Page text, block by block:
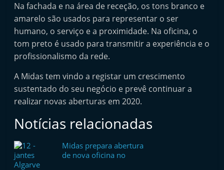
r
k
e
t
u
t
o
m
v
Na fachada e na área de receção, os tons branco e
amarelo são usados para representar o ser
humano, o serviço e a proximidade. Na oficina, o
tom preto é usado para transmitir a experiência e o
profissionalismo da rede.
A Midas tem vindo a registar um crescimento
sustentado do seu negócio e prevê continuar a
realizar novas aberturas em 2020.
Notícias relacionadas
Midas prepara abertura
de nova oficina no
Algarve